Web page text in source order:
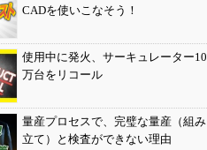
CADを使いこなそう！
使用中に発火、サーキュレーター10
万台をリコール
量産プロセスで、完璧な量産（組み
立て）と検査ができない理由